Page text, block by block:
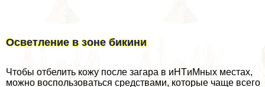
Осветление в зоне бикини
Чтобы отбелить кожу после загара в иHTиMных местах,
можно воспользоваться средствами, которые чаще всего